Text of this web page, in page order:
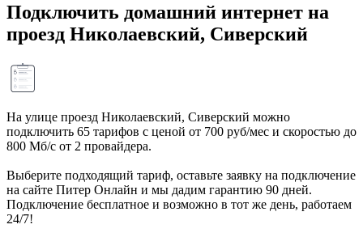
Подключить домашний интернет на
проезд Николаевский, Сиверский
На улице проезд Николаевский, Сиверский можно
подключить 65 тарифов с ценой от 700 руб/мес и скоростью до
800 Мб/с от 2 провайдера.
Выберите подходящий тариф, оставьте заявку на подключение
на сайте Питер Онлайн и мы дадим гарантию 90 дней.
Подключение бесплатное и возможно в тот же день, работаем
24/7!